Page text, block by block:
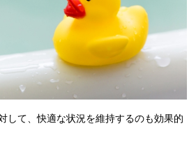
して、快適な状況を維持するのも効果的